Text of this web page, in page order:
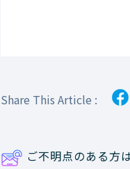
Share This Article :
ご不明点のある方